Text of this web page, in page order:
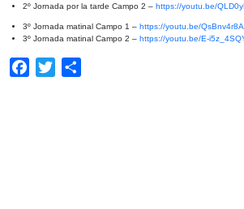
2º Jornada por la tarde Campo 2 – https://youtu.be/
3º Jornada matinal Campo 1 – https://youtu.be/
3º Jornada matinal Campo 2 – https://youtu.be/E-
Facebook
Twitter